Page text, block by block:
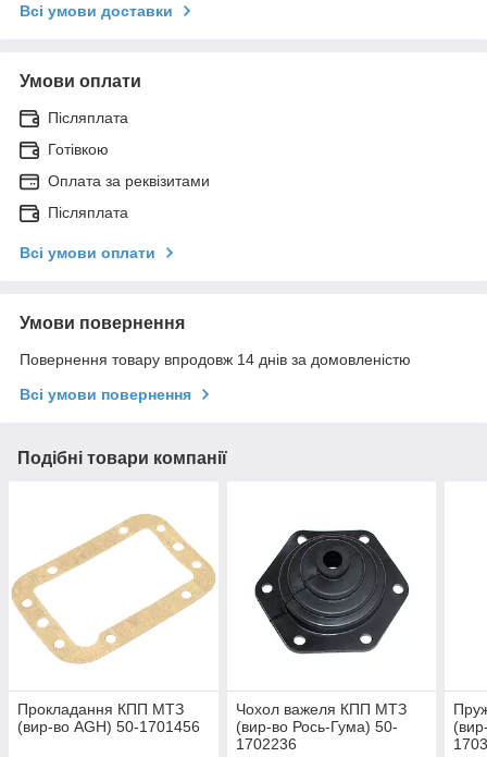
Всі умови доставки
Умови оплати
Післяплата
Готівкою
Оплата за реквізитами
Післяплата
Всі умови оплати
Умови повернення
Повернення товару впродовж 14 днів за домовленістю
Всі умови повернення
Подібні товари компанії
Прокладання КПП МТЗ
(вир-во AGH) 50-1701456
Чохол важеля КПП МТЗ
(вир-во Рось-Гума) 50-
1702236